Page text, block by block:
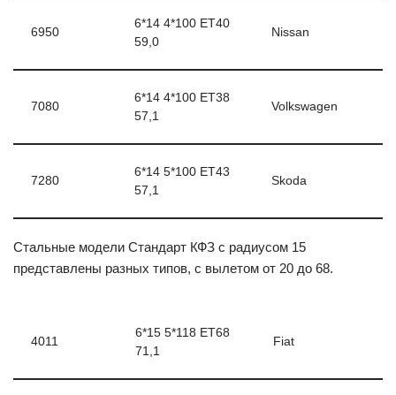
6950
6*14 4*100 ЕТ40
59,0
Nissan
7080
6*14 4*100 ЕТ38
57,1
Volkswagen
7280
6*14 5*100 ЕТ43
57,1
Skoda
Стальные модели Стандарт КФЗ с радиусом 15
представлены разных типов, с вылетом от 20 до 68.
4011
6*15 5*118 ЕТ68
71,1
Fiat